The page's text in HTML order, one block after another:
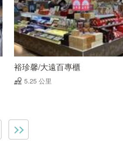
裕珍馨/大遠百專櫃
5.25 公里